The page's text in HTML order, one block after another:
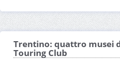
Trentino: quattro musei
Touring Club